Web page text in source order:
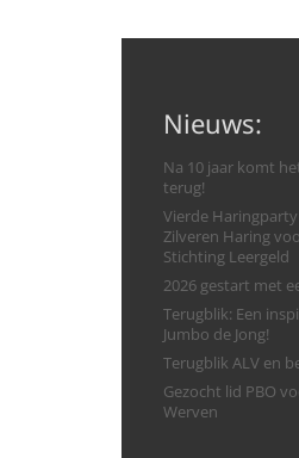
Nieuws:
Na 10 jaar komt
terug!
Vierde
Zilveren Haring
Stichting Leergeld
2026 gestart met
Terugblik: Een
Jumbo de Jong!
Terugblik ALV en
Gezocht lid PBO
Werven